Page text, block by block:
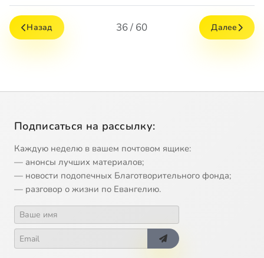
Назад 36 / 60 Далее
Подписаться на рассылку:
Каждую неделю в вашем почтовом ящике:
— анонсы лучших материалов;
— новости подопечных Благотворительного фонда;
— разговор о жизни по Евангелию.